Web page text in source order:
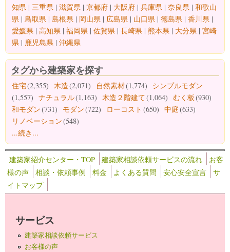
知県 | 三重県 | 滋賀県 | 京都府 | 大阪府 | 兵庫県 | 奈良県 | 和歌山
県 | 鳥取県 | 島根県 | 岡山県 | 広島県 | 山口県 | 徳島県 | 香川県 |
愛媛県 | 高知県 | 福岡県 | 佐賀県 | 長崎県 | 熊本県 | 大分県 | 宮崎
県 | 鹿児島県 | 沖縄県
タグから建築家を探す
住宅(2,355) 木造(2,071) 自然素材(1,774)
シンプルモダン
(1,557) ナチュラル(1,163) 木造２階建て(1,064) むく板 (930)
和モダン(731) モダン(722) ローコスト (650) 中庭(633)
リノベーション(548)
...続き...
建築家紹介センター・TOP 建築家相談依頼サービスの流れ
お客
様の声
相談・依頼事例 料金 よくある質問 安心安全宣言
サ
イトマップ
サービス
建築家相談依頼サービス
お客様の声